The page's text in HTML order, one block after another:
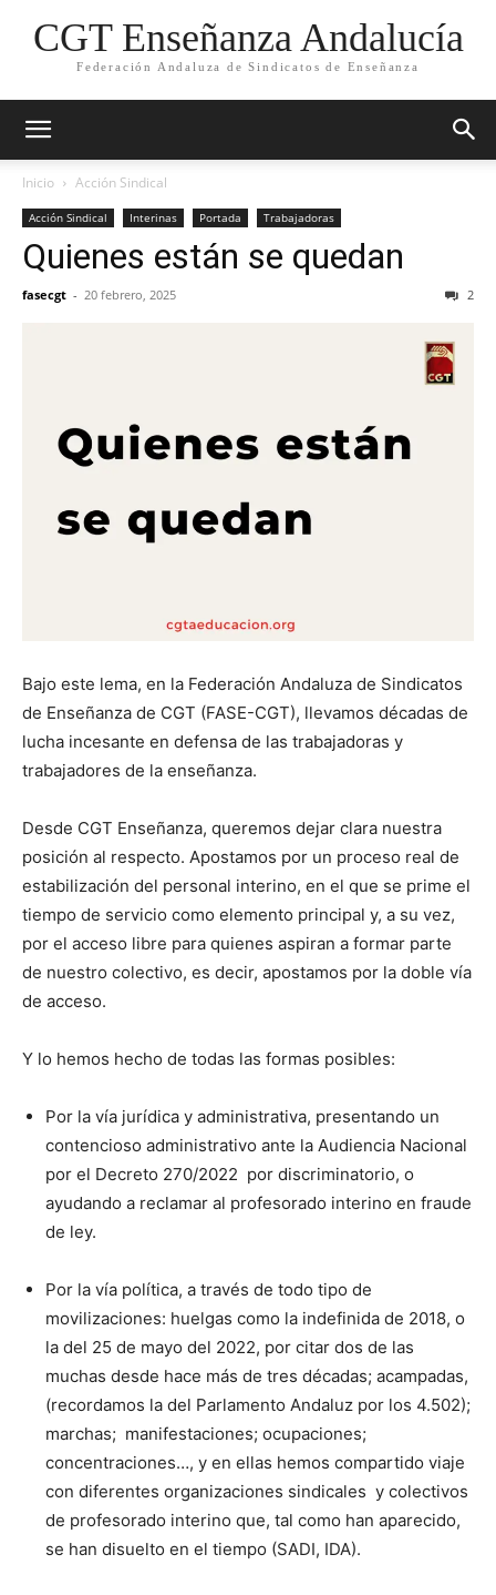
CGT Enseñanza Andalucía
Federación Andaluza de Sindicatos de Enseñanza
Inicio Acción Sindical
Acción Sindical Interinas Portada Trabajadoras
Quienes están se quedan
fasecgt - 20 febrero, 2025 2
Bajo este lema, en la Federación Andaluza de Sindicatos
de Enseñanza de CGT (FASE-CGT), llevamos décadas de
lucha incesante en defensa de las trabajadoras y
trabajadores de la enseñanza.
Desde CGT Enseñanza, queremos dejar clara nuestra
posición al respecto. Apostamos por un proceso real de
estabilización del personal interino, en el que se prime el
tiempo de servicio como elemento principal y, a su vez,
por el acceso libre para quienes aspiran a formar parte
de nuestro colectivo, es decir, apostamos por la doble vía
de acceso.
Y lo hemos hecho de todas las formas posibles:
Por la vía jurídica y administrativa, presentando un
contencioso administrativo ante la Audiencia Nacional
por el Decreto 270/2022 por discriminatorio, o
ayudando a reclamar al profesorado interino en fraude
de ley.
Por la vía política, a través de todo tipo de
movilizaciones: huelgas como la indefinida de 2018, o
la del 25 de mayo del 2022, por citar dos de las
muchas desde hace más de tres décadas; acampadas,
(recordamos la del Parlamento Andaluz por los 4.502);
marchas; manifestaciones; ocupaciones;
concentraciones…, y en ellas hemos compartido viaje
con diferentes organizaciones sindicales y colectivos
de profesorado interino que, tal como han aparecido,
se han disuelto en el tiempo (SADI, IDA).